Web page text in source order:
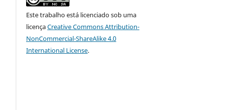
Este trabalho está licenciado sob uma
licençaCreative Commons Attribution-
NonCommercial-ShareAlike 4.0
International License.